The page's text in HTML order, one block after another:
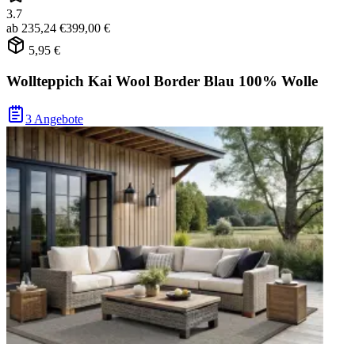
3.7
ab 235,24 €399,00 €
5,95 €
Wollteppich Kai Wool Border Blau 100% Wolle
3 Angebote